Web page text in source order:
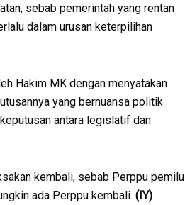
sebab pemerintah yang rentan
dalam urusan keterpilihan
Hakim MK dengan menyatakan
yang bernuansa politik
antara legislatif dan
kembali, sebab Perppu pemilu
ada Perppu kembali. (IY)